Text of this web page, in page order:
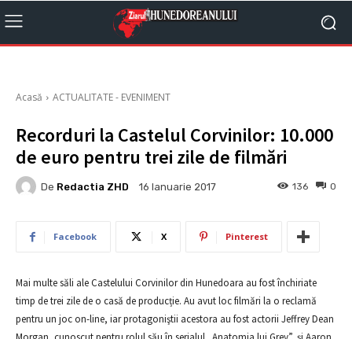
Acasă ACTUALITATE - EVENIMENT
Recorduri la Castelul Corvinilor: 10.000
de euro pentru trei zile de filmări
De Redactia ZHD 16 Ianuarie 2017 0
136
Facebook X Pinterest
Mai multe săli ale Castelului Corvinilor din Hunedoara au fost închiriate
timp de trei zile de o casă de producție. Au avut loc filmări la o reclamă
pentru un joc on-line, iar protagoniştii acestora au fost actorii Jeffrey Dean